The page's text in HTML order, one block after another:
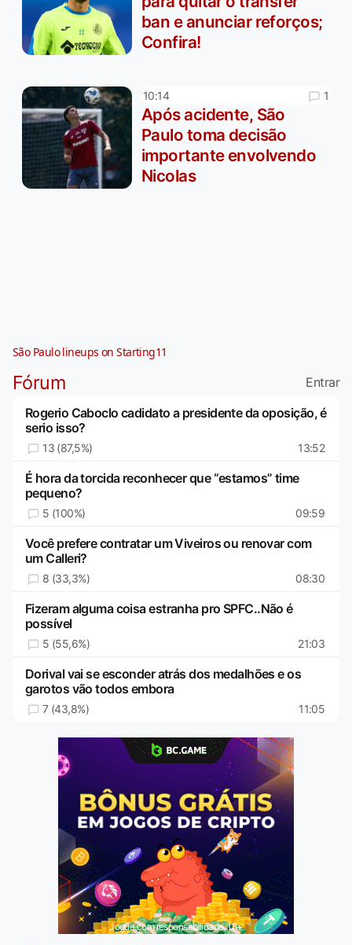
ban e anunciar reforços;
Confira!
10:14 1
Após acidente, São
Paulo toma decisão
importante envolvendo
Nicolas
São Paulo lineups on Starting11
Fórum
Entrar
Rogerio Caboclo cadidato a presidente da oposição, é
serio isso?
13 (87,5%) 13:52
É hora da torcida reconhecer que “estamos” time
pequeno?
5 (100%) 09:59
Você prefere contratar um Viveiros ou renovar com
um Calleri?
8 (33,3%) 08:30
Fizeram alguma coisa estranha pro SPFC..Não é
possível
5 (55,6%) 21:03
Dorival vai se esconder atrás dos medalhões e os
garotos vão todos embora
7 (43,8%) 11:05
Jogue com responsabilidade. 18+